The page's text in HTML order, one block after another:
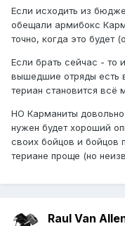
Если исходить из
обещали армибокс
точно, когда это будет
Если брать сейчас - то
вышедшие отряды есть
териан становится
НО Карманиты
нужен будет хороший
своих бойцов и бойцов
териане проще (но
Raul Van